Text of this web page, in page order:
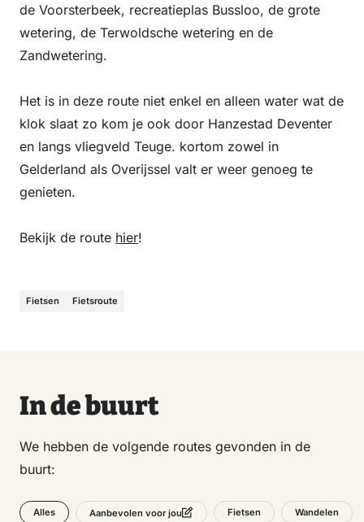
de Voorsterbeek, recreatieplas Bussloo, de grote
wetering, de Terwoldsche wetering en de
Zandwetering.
Het is in deze route niet enkel en alleen water wat de
klok slaat zo kom je ook door Hanzestad Deventer
en langs vliegveld Teuge. kortom zowel in
Gelderland als Overijssel valt er weer genoeg te
genieten.
Bekijk de route hier!
Fietsen Fietsroute
In de buurt
We hebben de volgende routes gevonden in de
buurt:
Alles Aanbevolen voor jou Fietsen Wandelen